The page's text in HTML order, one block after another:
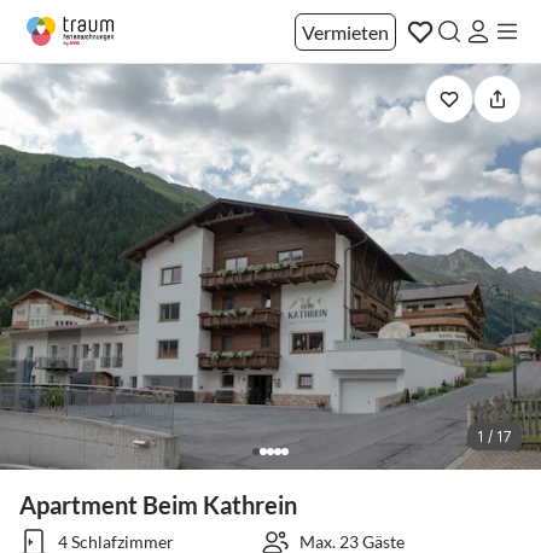
Vermieten
1 / 17
Apartment Beim Kathrein
4 Schlafzimmer
Max. 23 Gäste